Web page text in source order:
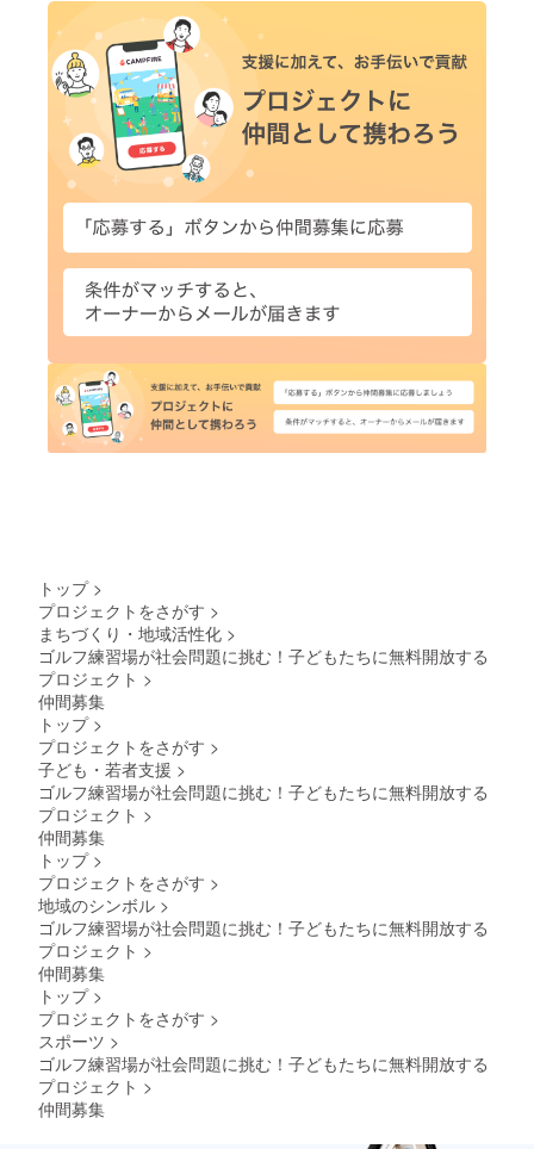
トップ >
プロジェクトをさがす >
まちづくり・地域活性化 >
ゴルフ練習場が社会問題に挑む！子どもたちに無料開放する
プロジェクト >
仲間募集
トップ >
プロジェクトをさがす >
子ども・若者支援 >
ゴルフ練習場が社会問題に挑む！子どもたちに無料開放する
プロジェクト >
仲間募集
トップ >
プロジェクトをさがす >
地域のシンボル >
ゴルフ練習場が社会問題に挑む！子どもたちに無料開放する
プロジェクト >
仲間募集
トップ >
プロジェクトをさがす >
スポーツ >
ゴルフ練習場が社会問題に挑む！子どもたちに無料開放する
プロジェクト >
仲間募集